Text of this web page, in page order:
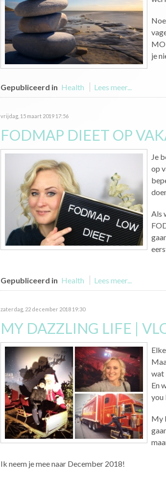
je
Gepubliceerd in Health Lees meer...
vrijdag, 15 maart 2019 17:56
FODMAP DIEET OP
Je
op
Als
Gepubliceerd in Health Lees meer...
zaterdag, 22 december 2018 19:30
MY DAZZLING LIFE |
wat
En
you
My
Ik neem je mee naar December 2018!